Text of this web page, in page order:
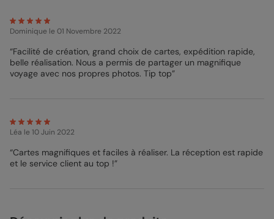
Dominique le 01 Novembre 2022
“Facilité de création, grand choix de cartes, expédition rapide,
belle réalisation. Nous a permis de partager un magnifique
voyage avec nos propres photos. Tip top”
Léa le 10 Juin 2022
“Cartes magnifiques et faciles à réaliser. La réception est rapide
et le service client au top !”